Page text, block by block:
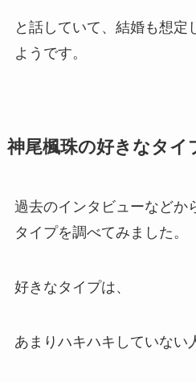
と話していて、結婚も想定
ようです。
神尾楓珠の好きなタイ
過去のインタビューなどか
タイプを調べてみました。
好きなタイプは、
あまりハキハキしていない